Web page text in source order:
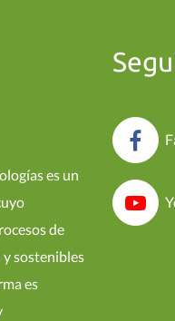
es un
de
y sostenibles
es